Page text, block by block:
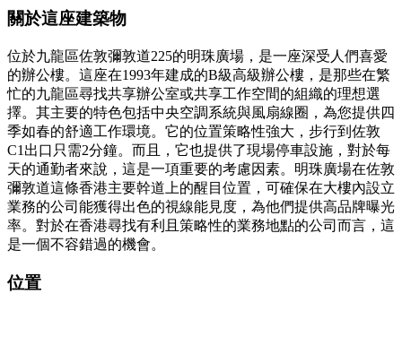
關於這座建築物
位於九龍區佐敦彌敦道225的明珠廣場，是一座深受人們喜愛
的辦公樓。這座在1993年建成的B級高級辦公樓，是那些在繁
忙的九龍區尋找共享辦公室或共享工作空間的組織的理想選
擇。其主要的特色包括中央空調系統與風扇線圈，為您提供四
季如春的舒適工作環境。它的位置策略性強大，步行到佐敦
C1出口只需2分鐘。而且，它也提供了現場停車設施，對於每
天的通勤者來說，這是一項重要的考慮因素。明珠廣場在佐敦
彌敦道這條香港主要幹道上的醒目位置，可確保在大樓內設立
業務的公司能獲得出色的視線能見度，為他們提供高品牌曝光
率。對於在香港尋找有利且策略性的業務地點的公司而言，這
是一個不容錯過的機會。
位置